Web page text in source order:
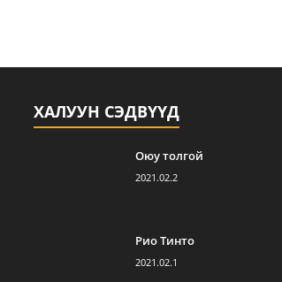
ХАЛУУН СЭДВҮҮД
Оюу толгой
2021.02.2
Рио Тинто
2021.02.1